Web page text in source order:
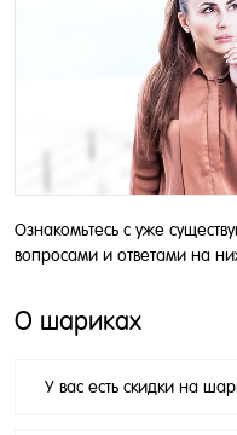
Ознакомьтесь с уже
вопросами и ответами на
О шариках
У вас есть скидки на